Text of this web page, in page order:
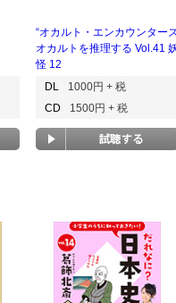
“オカルト・エンカウンター
オカルトを推理する Vol.41
怪 12
DL
1000円 + 税
CD
1500円 + 税